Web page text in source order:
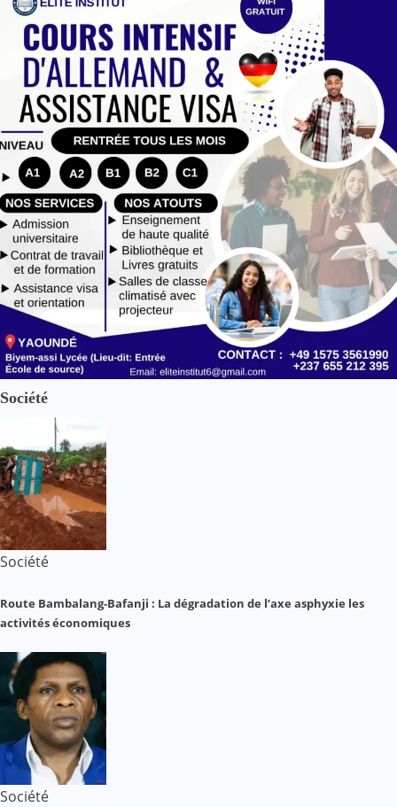
Société
Société
Route Bambalang-Bafanji : La dégradation de l’axe asphyxie les
activités économiques
Société